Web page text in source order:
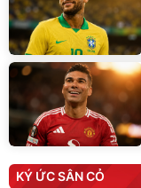
KÝ ỨC SÂN CỎ